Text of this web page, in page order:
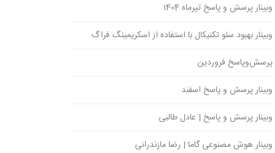
وبینار پرسش و پاسخ تیرماه 1404
وبینار بهبود سئو تکنیکال با استفاده از اسکریمینگ فراگ
پرسش‌وپاسخ فروردین
وبینار پرسش و پاسخ اسفند
وبینار پرسش و پاسخ | عادل طالبی
وبینار هوش مصنوعی گاما | رضا مازندرانی